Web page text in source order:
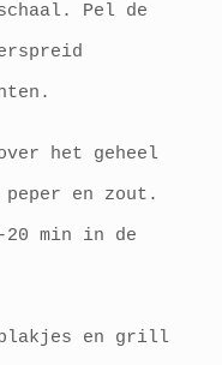
Pel de
het geheel
peper en zout.
20 min in de
en grill